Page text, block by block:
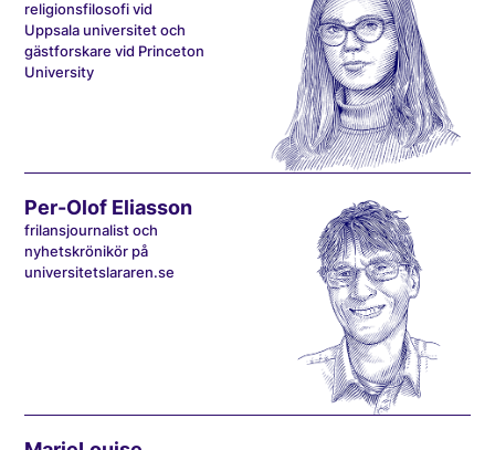
religionsfilosofi vid
Uppsala universitet och
gästforskare vid Princeton
University
Per-Olof Eliasson
frilansjournalist och
nyhetskrönikör på
universitetslararen.se